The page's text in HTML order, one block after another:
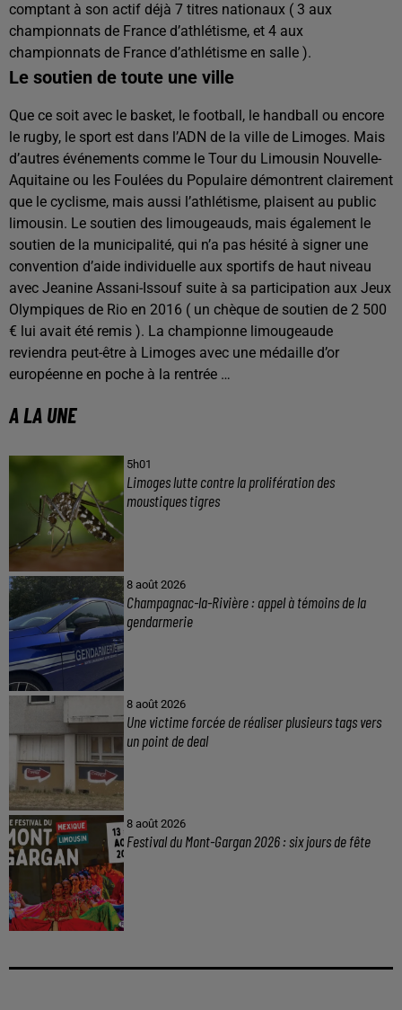
comptant à son actif déjà 7 titres nationaux ( 3 aux
championnats de France d’athlétisme, et 4 aux
championnats de France d’athlétisme en salle ).
Le soutien de toute une ville
Que ce soit avec le basket, le football, le handball ou encore
le rugby, le sport est dans l’ADN de la ville de Limoges. Mais
d’autres événements comme le Tour du Limousin Nouvelle-
Aquitaine ou les Foulées du Populaire démontrent clairement
que le cyclisme, mais aussi l’athlétisme, plaisent au public
limousin. Le soutien des limougeauds, mais également le
soutien de la municipalité, qui n’a pas hésité à signer une
convention d’aide individuelle aux sportifs de haut niveau
avec Jeanine Assani-Issouf suite à sa participation aux Jeux
Olympiques de Rio en 2016 ( un chèque de soutien de 2 500
€ lui avait été remis ). La championne limougeaude
reviendra peut-être à Limoges avec une médaille d’or
européenne en poche à la rentrée …
A LA UNE
5h01
Limoges lutte contre la prolifération des
moustiques tigres
8 août 2026
Champagnac-la-Rivière : appel à témoins de la
gendarmerie
8 août 2026
Une victime forcée de réaliser plusieurs tags vers
un point de deal
8 août 2026
Festival du Mont-Gargan 2026 : six jours de fête